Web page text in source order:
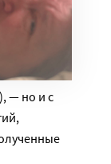
знаний и
— но и с